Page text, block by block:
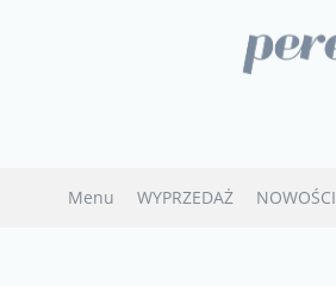
Menu WYPRZEDAŻ NOWOŚCI